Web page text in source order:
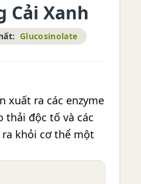
Cải Xanh
Glucosinolate
xuất ra các enzyme
thải độc tố và các
khỏi cơ thể một